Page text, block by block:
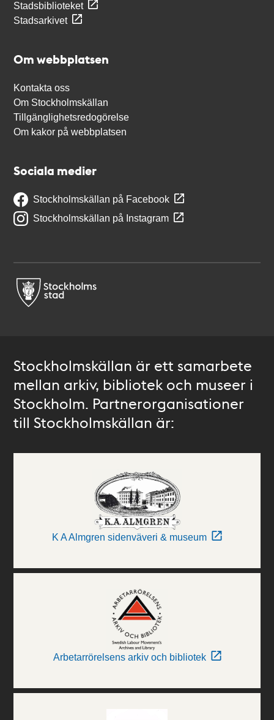
Stadsbiblioteket
Stadsarkivet
Om webbplatsen
Kontakta oss
Om Stockholmskällan
Tillgänglighetsredogörelse
Om kakor på webbplatsen
Sociala medier
Stockholmskällan på Facebook
Stockholmskällan på Instagram
Stockholmskällan är ett samarbete
mellan arkiv, bibliotek och museer i
Stockholm. Partnerorganisationer
till Stockholmskällan är:
K A Almgren sidenväveri & museum
Arbetarrörelsens arkiv och bibliotek